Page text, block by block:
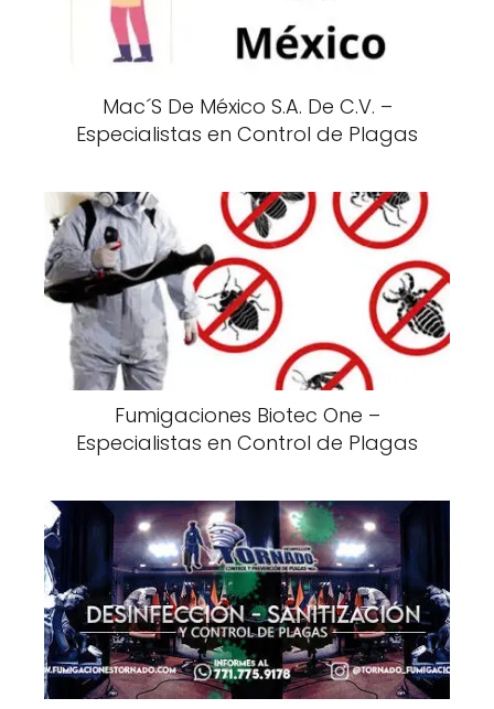
Mac´S De México S.A. De C.V. –
Especialistas en Control de Plagas
Fumigaciones Biotec One –
Especialistas en Control de Plagas